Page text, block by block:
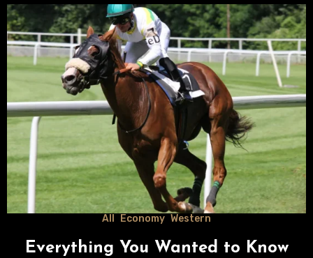
All Economy Western
Everything You Wanted to Know